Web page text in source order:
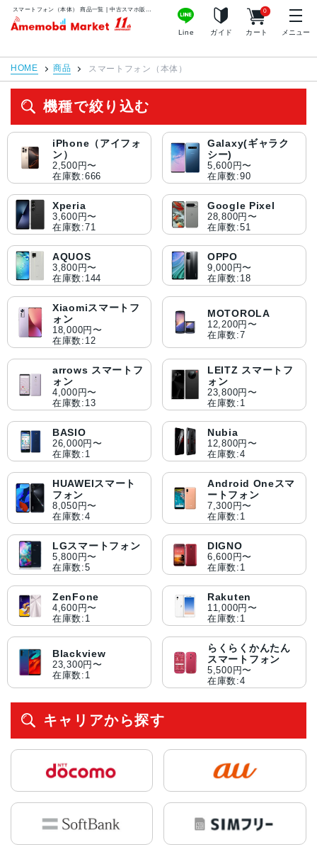
アメモバマーケット
Line ガイド カート
0
メニュー
HOME 商品 スマートフォン（本体）
機種で絞り込む
iPhone（アイフォ
ン）
2,500円〜
在庫数:666
Galaxy(ギャラク
シー)
5,600円〜
在庫数:90
Xperia
3,600円〜
在庫数:71
Google Pixel
28,800円〜
在庫数:51
AQUOS
3,800円〜
在庫数:144
OPPO
9,000円〜
在庫数:18
Xiaomiスマートフ
ォン
18,000円〜
在庫数:12
MOTOROLA
12,200円〜
在庫数:7
arrows スマートフ
ォン
4,000円〜
在庫数:13
LEITZ スマートフ
ォン
23,800円〜
在庫数:1
BASIO
26,000円〜
在庫数:1
Nubia
12,800円〜
在庫数:4
HUAWEIスマート
フォン
8,050円〜
在庫数:4
Android Oneスマ
ートフォン
7,300円〜
在庫数:1
LGスマートフォン
5,800円〜
在庫数:5
DIGNO
6,600円〜
在庫数:1
ZenFone
4,600円〜
在庫数:1
Rakuten
11,000円〜
在庫数:1
Blackview
23,300円〜
在庫数:1
らくらくかんたん
スマートフォン
5,500円〜
在庫数:4
キャリアから探す